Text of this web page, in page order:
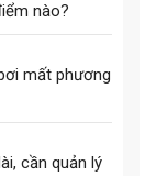
nào?
mất phương
cần quản lý